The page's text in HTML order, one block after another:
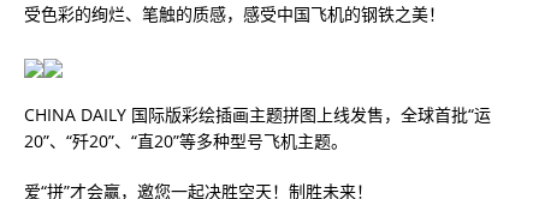
受色彩的绚烂、笔触的质感，感受中国飞机的钢铁之美！
CHINA DAILY 国际版彩绘插画主题拼图上线发售，全球首批“运
20”、“歼20”、“直20”等多种型号飞机主题。
爱“拼”才会赢，邀您一起决胜空天！制胜未来！